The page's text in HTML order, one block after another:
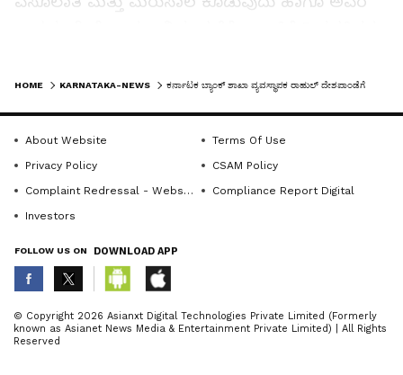
ಗ್ರಾಮದ ಗ್ರಾಮಸ್ಥರು ವರ್ಗಾವಣೆಗೊಂಡ ಬೇತೂರು ಬ್ಯಾಂಕಿನ
ಶಾಖಾ ವ್ಯವಸ್ಥಾಪಕರಿಗೆ ಅಭಿನಂದಿಸಿ ಬೀಳ್ಕೊಟ್ಟರು. ಈ
ಸಂದರ್ಭದಲ್ಲಿ ಮಠದ ಬಸರಾಜಯ್ಯ, ಬಿ.ವಿರೂಪಾಕ್ಷಪ್ಪ,
ABOUT THE AUTHOR
K KannadaprabhaNewsNetwork
HOME KARNATAKA-NEWS
About Website
Terms Of Use
Privacy Policy
CSAM Policy
Complaint Redressal - Website
Compliance Report Digital
Investors
FOLLOW US ON DOWNLOAD APP
© Copyright 2026 Asianxt Digital Technologies Private Limited (Formerly
known as Asianet News Media & Entertainment Private Limited) | All Rights
Reserved